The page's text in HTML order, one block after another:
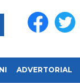
ADVERTORIAL